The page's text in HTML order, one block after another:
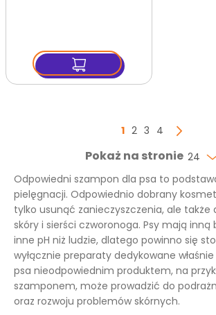
Strona
Aktualnie czytasz
1 Strona
2 Strona
3 Strona
4
Pokaż na stronie 24
Odpowiedni szampon dla psa to
pielęgnacji. Odpowiednio dobrany
tylko usunąć zanieczyszczenia, ale także
skóry i sierści czworonoga. Psy mają inną
inne pH niż ludzie, dlatego powinno się
wyłącznie preparaty dedykowane
psa nieodpowiednim produktem, na
szamponem, może prowadzić do
oraz rozwoju problemów skórnych.